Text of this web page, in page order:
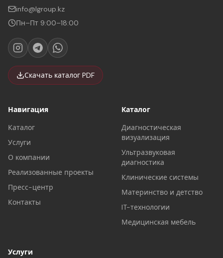
info@lgroup.kz
Пн–Пт 9:00–18:00
Скачать каталог PDF
Навигация
Каталог
Услуги
О компании
Реализованные проекты
Пресс-центр
Контакты
Каталог
Диагностическая
визуализация
Ультразвуковая
диагностика
Клинические системы
Материнство и детство
IT-технологии
Медицинская мебель
Услуги